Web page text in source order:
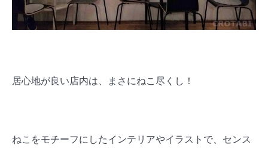
居心地が良い店内は、まさにねこ尽くし！
ねこをモチーフにしたインテリアやイラストで、センス